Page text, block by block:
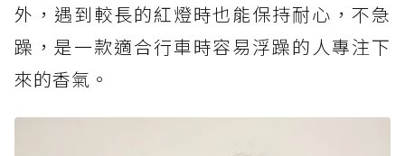
外，遇到較長的紅燈時也能保持耐心，不急
躁，是一款適合行車時容易浮躁的人專注下
來的香氣。